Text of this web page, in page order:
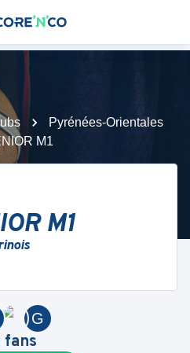
Pyrénées-Orientales
M1
M1
G
fans